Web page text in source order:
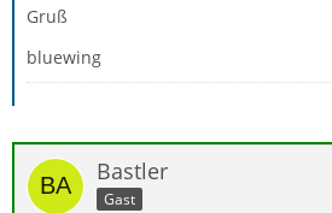
Gruß
bluewing
Bastler
Gast